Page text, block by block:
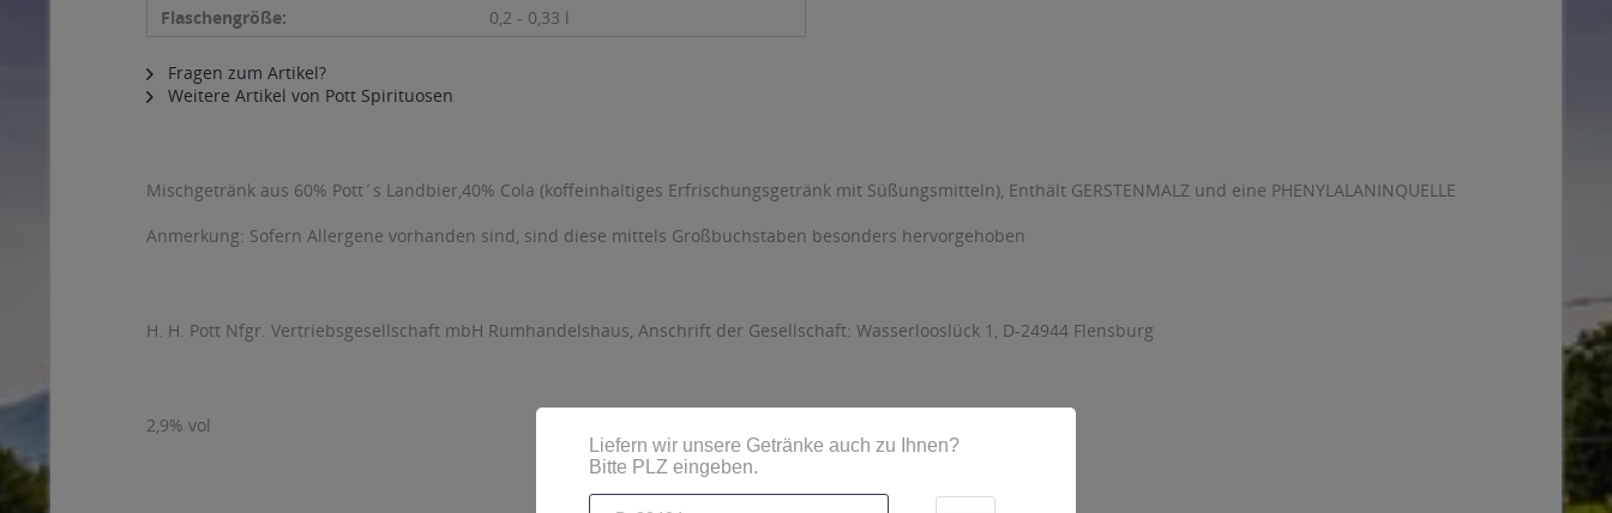
Flaschengröße: 0,2 - 0,33 l
Fragen zum Artikel?
Weitere Artikel von Pott Spirituosen
Mischgetränk aus 60% Pott´s Landbier,40% Cola (koffeinhaltiges Erfrischungsgetränk mit Süßungsmitteln), Enthält GERSTENMALZ und eine PHENYLALANINQUELLE
Anmerkung: Sofern Allergene vorhanden sind, sind diese mittels Großbuchstaben besonders hervorgehoben
H. H. Pott Nfgr. Vertriebsgesellschaft mbH Rumhandelshaus, Anschrift der Gesellschaft: Wasserlooslück 1, D-24944 Flensburg
2,9% vol